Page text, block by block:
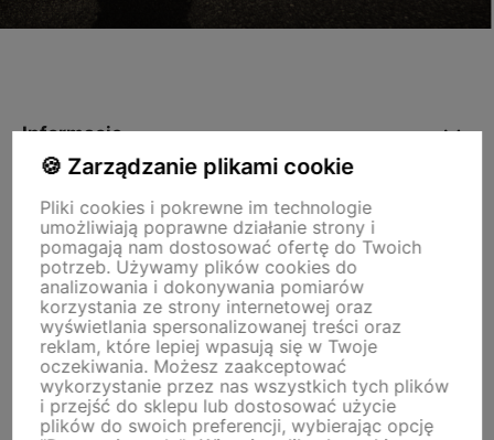
Informacje
Moje konto
O nas
Tu jesteśmy
🍪 Zarządzanie plikami cookie
Pliki cookies i pokrewne im technologie
umożliwiają poprawne działanie strony i
pomagają nam dostosować ofertę do Twoich
potrzeb. Używamy plików cookies do
analizowania i dokonywania pomiarów
korzystania ze strony internetowej oraz
wyświetlania spersonalizowanej treści oraz
reklam, które lepiej wpasują się w Twoje
oczekiwania. Możesz zaakceptować
wykorzystanie przez nas wszystkich tych plików
i przejść do sklepu lub dostosować użycie
plików do swoich preferencji, wybierając opcję